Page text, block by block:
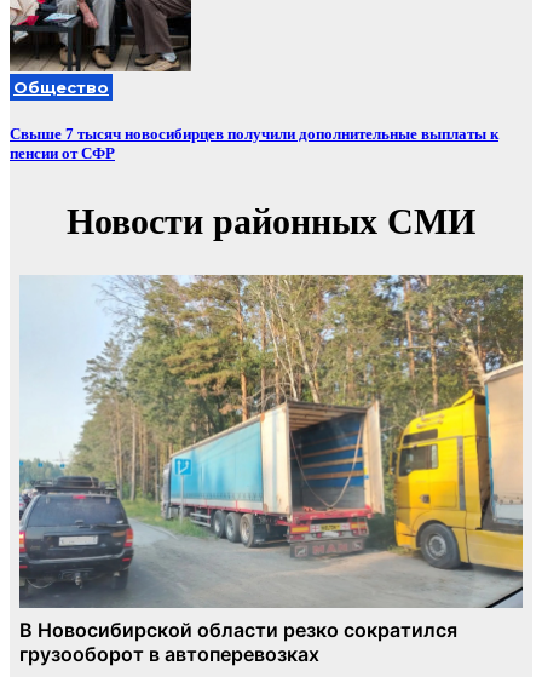
Общество
Свыше 7 тысяч новосибирцев получили дополнительные выплаты к
пенсии от СФР